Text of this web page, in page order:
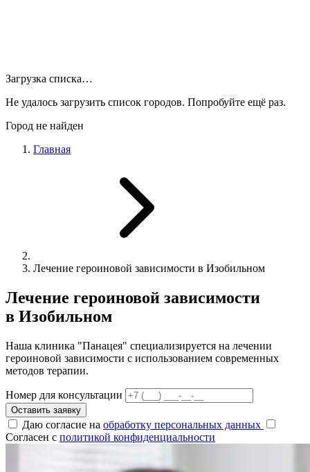
Загрузка списка…
Не удалось загрузить список городов. Попробуйте ещё раз.
Город не найден
Главная
Лечение героиновой зависимости в Изобильном
Лечение героиновой зависимости
в Изобильном
Наша клиника "Панацея" специализируется на лечении
героиновой зависимости с использованием современных
методов терапии.
Номер для консультации
Оставить заявку
Даю согласие на обработку персональных данных
Согласен с политикой конфиденциальности